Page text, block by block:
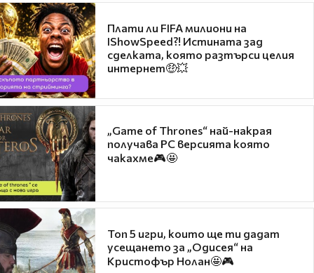
Плати ли FIFA милиони на
IShowSpeed?! Истината зад
сделката, която разтърси целия
интернет🤑💥
„Game of Thrones“ най-накрая
получава PC версията която
чакахме🎮🤩
Топ 5 игри, които ще ти дадат
усещането за „Одисея“ на
Кристофър Нолан🤩🎮